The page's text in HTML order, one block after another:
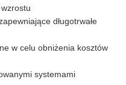
długotrwałe
w celu obniżenia kosztów
systemami